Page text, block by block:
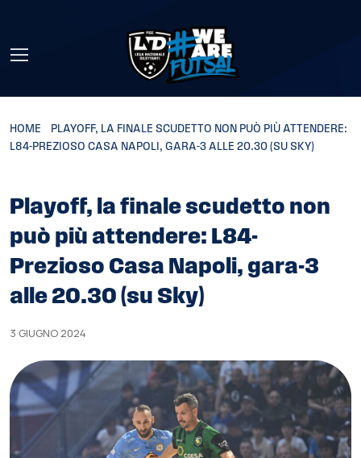
HOME
PLAYOFF, LA FINALE SCUDETTO NON PUÒ PIÙ ATTENDERE:
L84-PREZIOSO CASA NAPOLI, GARA-3 ALLE 20.30 (SU SKY)
Playoff, la finale scudetto non
può più attendere: L84-
Prezioso Casa Napoli, gara-3
alle 20.30 (su Sky)
3 GIUGNO 2024